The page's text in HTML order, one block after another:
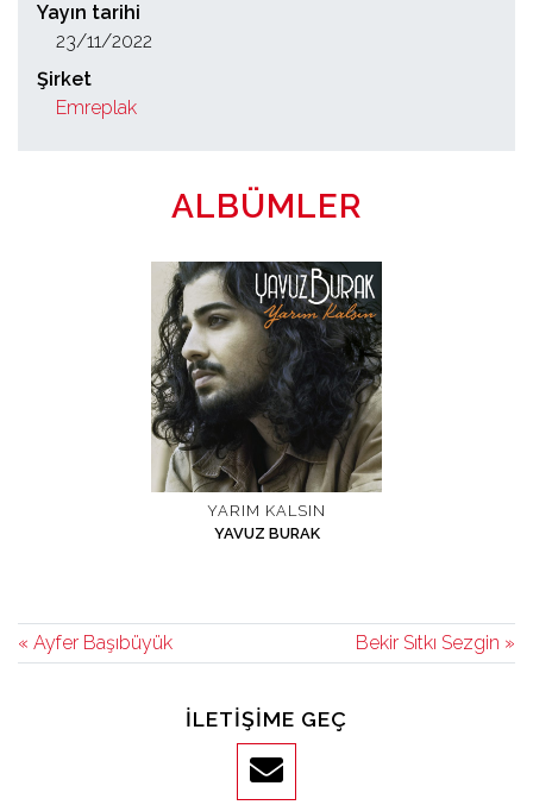
Yayın tarihi
23/11/2022
Şirket
Emreplak
ALBÜMLER
YARIM KALSIN
YAVUZ BURAK
« Ayfer Başıbüyük Bekir Sıtkı Sezgin »
İLETIŞIME GEÇ